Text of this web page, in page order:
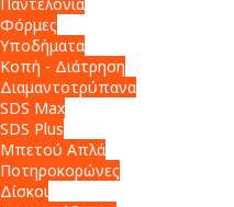
Φόρμες
Υποδήματα
Κοπή - Διάτρηση
Διαμαντοτρύπανα
SDS Max
SDS Plus
Μπετού Απλά
Ποτηροκορώνες
Δίσκοι